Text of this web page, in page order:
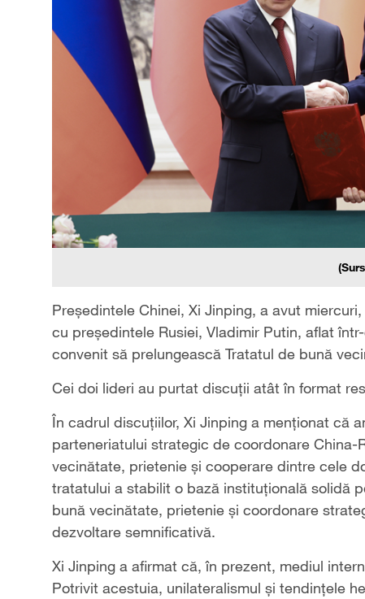
Președintele Chinei, Xi Jinping, a avut
cu președintele Rusiei, Vladimir Putin, aflat
convenit să prelungească Tratatul de bună
Cei doi lideri au purtat discuții atât în format
În cadrul discuțiilor, Xi Jinping a menționat că
parteneriatului strategic de coordonare China-
vecinătate, prietenie și cooperare dintre cele
tratatului a stabilit o bază instituțională solidă
bună vecinătate, prietenie și coordonare
dezvoltare semnificativă.
Xi Jinping a afirmat că, în prezent, mediul
Potrivit acestuia, unilateralismul și tendințele